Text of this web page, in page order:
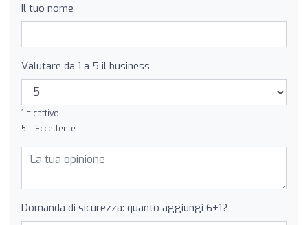
Il tuo nome
Valutare da 1 a 5 il business
1 = cattivo
5 = Eccellente
Domanda di sicurezza: quanto aggiungi 6+1?